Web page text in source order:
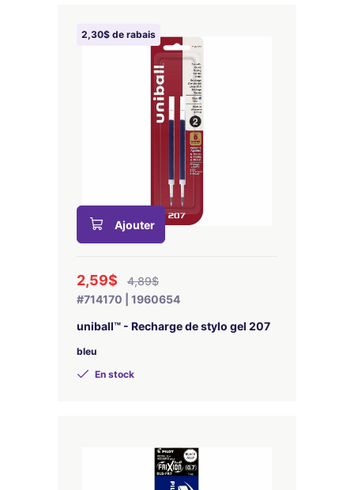
2,30$ de rabais
Ajouter
2,59$
4,89$
#714170 | 1960654
uniball™ - Recharge de stylo gel 207
bleu
En stock